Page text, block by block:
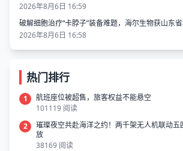
2026年8月6日 16:59
破解细胞治疗“卡脖子”装备难题，海尔生物获山东
2026年8月6日 16:58
热门排行
1
航班座位被超售，旅客权益不能悬空
101119 阅读
2
璀璨夜空共赴海洋之约！两千架无人机联动
放
38169 阅读